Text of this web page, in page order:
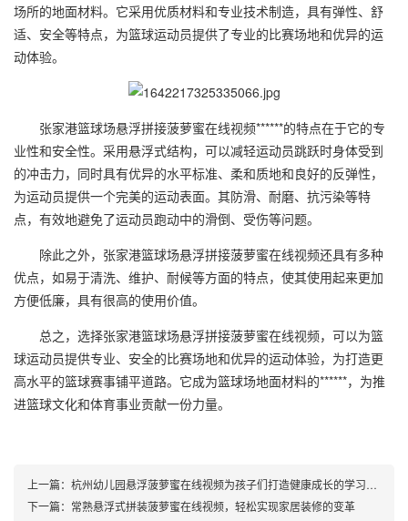
场所的地面材料。它采用优质材料和专业技术制造，具有弹性、舒
适、安全等特点，为篮球运动员提供了专业的比赛场地和优异的运
动体验。
张家港篮球场悬浮拼接菠萝蜜在线视频******的特点在于它的专
业性和安全性。采用悬浮式结构，可以减轻运动员跳跃时身体受到
的冲击力，同时具有优异的水平标准、柔和质地和良好的反弹性，
为运动员提供一个完美的运动表面。其防滑、耐磨、抗污染等特
点，有效地避免了运动员跑动中的滑倒、受伤等问题。
除此之外，张家港篮球场悬浮拼接菠萝蜜在线视频还具有多种
优点，如易于清洗、维护、耐候等方面的特点，使其使用起来更加
方便低廉，具有很高的使用价值。
总之，选择张家港篮球场悬浮拼接菠萝蜜在线视频，可以为篮
球运动员提供专业、安全的比赛场地和优异的运动体验，为打造更
高水平的篮球赛事铺平道路。它成为篮球场地面材料的******，为推
进篮球文化和体育事业贡献一份力量。
上一篇： 杭州幼儿园悬浮菠萝蜜在线视频为孩子们打造健康成长的学习空间
下一篇： 常熟悬浮式拼装菠萝蜜在线视频，轻松实现家居装修的变革